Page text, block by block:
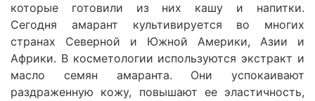
которые готовили из них кашу и напитки.
Сегодня
амарант
культивируется во многих
странах Северной и Южной Америки, Азии и
Африки. В косметологии используются экстракт и
масло семян амаранта. Они успокаивают
раздраженную кожу, повышают ее эластичность,